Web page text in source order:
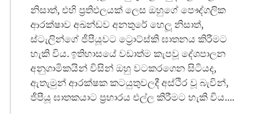
නිසාත්, එහි ප්‍රතිඵලයක් ලෙස ඔහුගේ පෞද්ගලික
ආරක්ෂාව අඛන්ඩව අනතුරේ හෙලූ නිසාත්,
ස්ටැලින්ගේ ජීපීයූවට ට්‍රොට්ස්කි ඝාතනය කිරීමට
හැකි විය. ඉතිහාසයේ වඩාත්ම කැපවූ දේශපාලන
අනුගාමිකයින් විසින් ඔහු වටකරගෙන සිටියද,
ඇතැමුන් ආරක්ෂක කටයුතුවලදී අස්ථිර වූ බැවින්,
ජීපීයූ ඝාතකයාට ප්‍රහාරය එල්ල කිරීමට හැකි විය....